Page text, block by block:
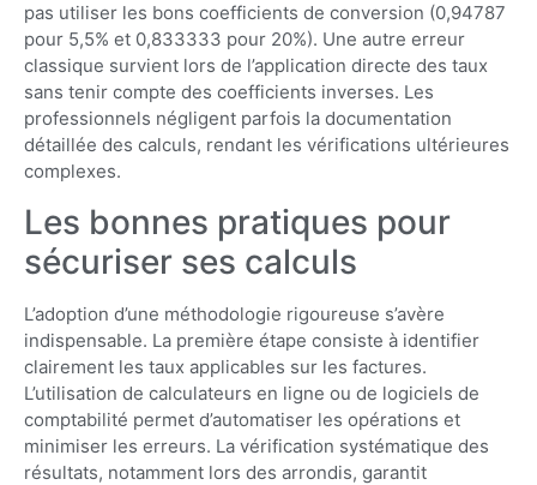
pas utiliser les bons coefficients de conversion (0,94787
pour 5,5% et 0,833333 pour 20%). Une autre erreur
classique survient lors de l’application directe des taux
sans tenir compte des coefficients inverses. Les
professionnels négligent parfois la documentation
détaillée des calculs, rendant les vérifications ultérieures
complexes.
Les bonnes pratiques pour
sécuriser ses calculs
L’adoption d’une méthodologie rigoureuse s’avère
indispensable. La première étape consiste à identifier
clairement les taux applicables sur les factures.
L’utilisation de calculateurs en ligne ou de logiciels de
comptabilité permet d’automatiser les opérations et
minimiser les erreurs. La vérification systématique des
résultats, notamment lors des arrondis, garantit